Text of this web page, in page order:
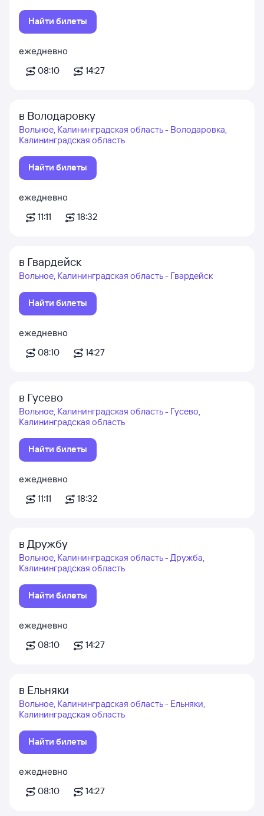
Найти билеты
ежедневно
08:10
14:27
в Володаровку
Вольное, Калининградская область - Володаровка,
Калининградская область
Найти билеты
ежедневно
11:11
18:32
в Гвардейск
Вольное, Калининградская область - Гвардейск
Найти билеты
ежедневно
08:10
14:27
в Гусево
Вольное, Калининградская область - Гусево,
Калининградская область
Найти билеты
ежедневно
11:11
18:32
в Дружбу
Вольное, Калининградская область - Дружба,
Калининградская область
Найти билеты
ежедневно
08:10
14:27
в Ельняки
Вольное, Калининградская область - Ельняки,
Калининградская область
Найти билеты
ежедневно
08:10
14:27